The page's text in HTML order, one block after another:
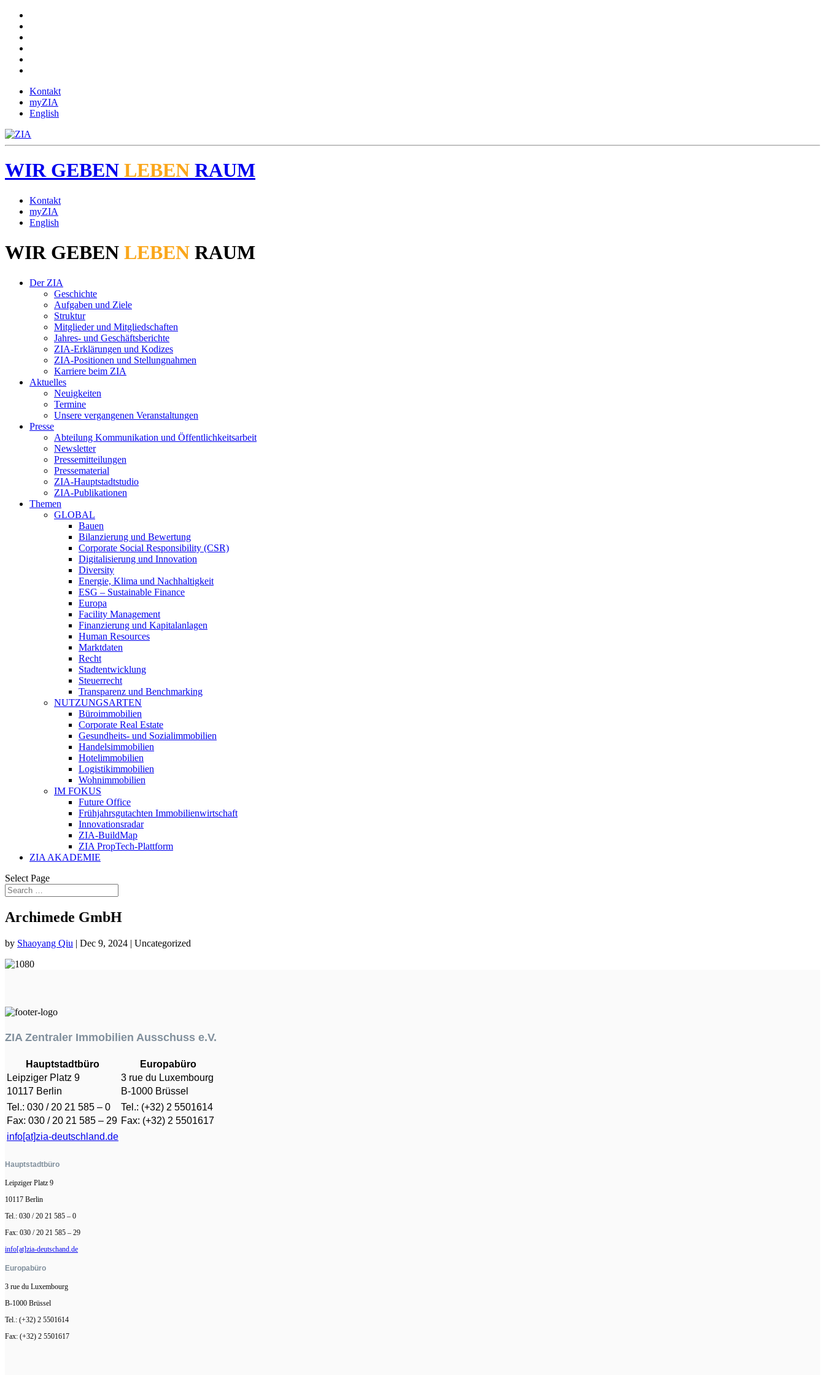
Kontakt
myZIA
English
WIRGEBEN LEBEN RAUM
Kontakt
myZIA
English
WIRGEBEN LEBEN RAUM
Der ZIA
Geschichte
Aufgaben und Ziele
Struktur
Mitglieder und Mitgliedschaften
Jahres- und Geschäftsberichte
ZIA-Erklärungen und Kodizes
ZIA-Positionen und Stellungnahmen
Karriere beim ZIA
Aktuelles
Neuigkeiten
Termine
Unsere vergangenen Veranstaltungen
Presse
Abteilung Kommunikation und Öffentlichkeitsarbeit
Newsletter
Pressemitteilungen
Pressematerial
ZIA-Hauptstadtstudio
ZIA-Publikationen
Themen
GLOBAL
Bauen
Bilanzierung und Bewertung
Corporate Social Responsibility (CSR)
Digitalisierung und Innovation
Diversity
Energie, Klima und Nachhaltigkeit
ESG – Sustainable Finance
Europa
Facility Management
Finanzierung und Kapitalanlagen
Human Resources
Marktdaten
Recht
Stadtentwicklung
Steuerrecht
Transparenz und Benchmarking
NUTZUNGSARTEN
Büroimmobilien
Corporate Real Estate
Gesundheits- und Sozialimmobilien
Handelsimmobilien
Hotelimmobilien
Logistikimmobilien
Wohnimmobilien
IM FOKUS
Future Office
Frühjahrsgutachten Immobilienwirtschaft
Innovationsradar
ZIA-BuildMap
ZIA PropTech-Plattform
ZIA AKADEMIE
Select Page
Archimede GmbH
by Shaoyang Qiu | Dec 9, 2024 | Uncategorized
ZIA Zentraler Immobilien Ausschuss e.V.
Hauptstadtbüro
Europabüro
Leipziger Platz 9
3 rue du Luxembourg
10117 Berlin
B-1000 Brüssel
Tel.: 030 / 20 21 585 – 0
Tel.: (+32) 2 5501614
Fax: 030 / 20 21 585 – 29 Fax: (+32) 2 5501617
info[at]zia-deutschland.de
Hauptstadtbüro
Leipziger Platz 9
10117 Berlin
Tel.: 030 / 20 21 585 – 0
Fax: 030 / 20 21 585 – 29
info[at]zia-deutschand.de
Europabüro
3 rue du Luxembourg
B-1000 Brüssel
Tel.: (+32) 2 5501614
Fax: (+32) 2 5501617